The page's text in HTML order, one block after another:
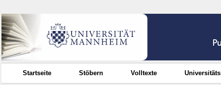
Startseite Stöbern Volltexte